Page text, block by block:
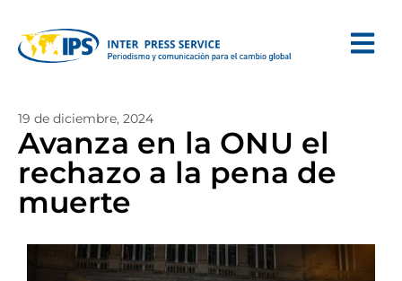
19 de diciembre, 2024
Avanza en la ONU el
rechazo a la pena de
muerte